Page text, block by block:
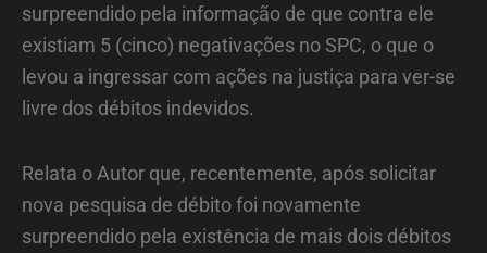
surpreendido pela informação de que contra ele
existiam 5 (cinco) negativações no SPC, o que o
levou a ingressar com ações na justiça para ver-se
livre dos débitos indevidos.
Relata o Autor que, recentemente, após solicitar
nova pesquisa de débito foi novamente
surpreendido pela existência de mais dois débitos